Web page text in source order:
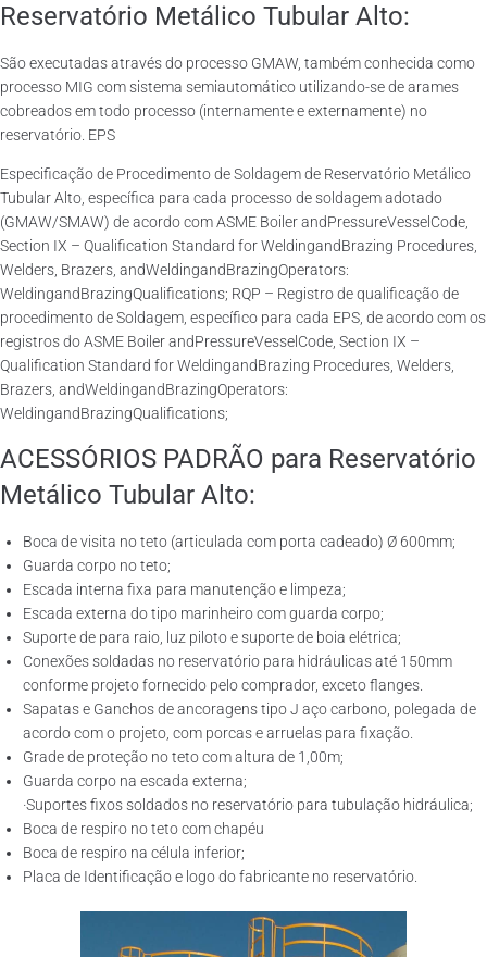
Reservatório Metálico Tubular Alto:
São executadas através do processo GMAW, também conhecida como
processo MIG com sistema semiautomático utilizando-se de arames
cobreados em todo processo (internamente e externamente) no
reservatório. EPS
Especificação de Procedimento de Soldagem de Reservatório Metálico
Tubular Alto, específica para cada processo de soldagem adotado
(GMAW/SMAW) de acordo com ASME Boiler andPressureVesselCode,
Section IX – Qualification Standard for WeldingandBrazing Procedures,
Welders, Brazers, andWeldingandBrazingOperators:
WeldingandBrazingQualifications; RQP – Registro de qualificação de
procedimento de Soldagem, específico para cada EPS, de acordo com os
registros do ASME Boiler andPressureVesselCode, Section IX –
Qualification Standard for WeldingandBrazing Procedures, Welders,
Brazers, andWeldingandBrazingOperators:
WeldingandBrazingQualifications;
ACESSÓRIOS PADRÃO para Reservatório
Metálico Tubular Alto:
Boca de visita no teto (articulada com porta cadeado) Ø 600mm;
Guarda corpo no teto;
Escada interna fixa para manutenção e limpeza;
Escada externa do tipo marinheiro com guarda corpo;
Suporte de para raio, luz piloto e suporte de boia elétrica;
Conexões soldadas no reservatório para hidráulicas até 150mm
conforme projeto fornecido pelo comprador, exceto flanges.
Sapatas e Ganchos de ancoragens tipo J aço carbono, polegada de
acordo com o projeto, com porcas e arruelas para fixação.
Grade de proteção no teto com altura de 1,00m;
Guarda corpo na escada externa;
·Suportes fixos soldados no reservatório para tubulação hidráulica;
Boca de respiro no teto com chapéu
Boca de respiro na célula inferior;
Placa de Identificação e logo do fabricante no reservatório.